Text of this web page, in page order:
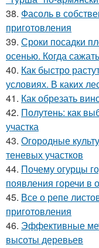
38. Фасоль в
приготовления
39. Сроки посадки
осенью. Когда
40. Как быстро
условиях. В каких
41. Как обрезать
42. Полутень: как
участка
43. Огородные
теневых участков
44. Почему огурцы
появления горечи в
45. Все о репе
приготовления
46. Эффективные
высоты деревьев